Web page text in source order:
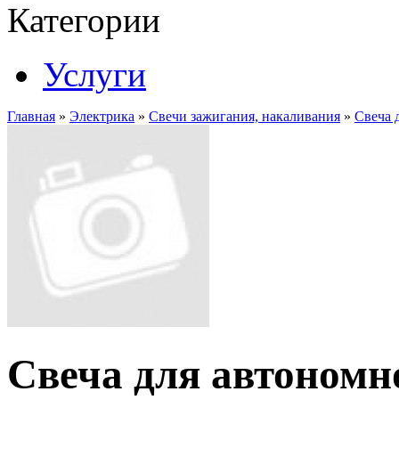
Категории
Услуги
Главная » Электрика » Свечи зажигания, накаливания » Свеча
Свеча для